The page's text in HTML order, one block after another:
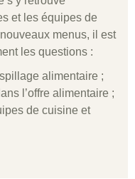
et les équipes de
menus, il est
les questions :
alimentaire ;
l’offre alimentaire ;
de cuisine et